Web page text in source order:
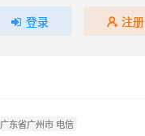
登录 注册
广东省广州市 电信